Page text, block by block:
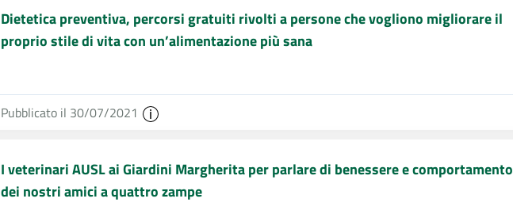
Dietetica preventiva, percorsi gratuiti rivolti a persone che vogliono migliorare il
proprio stile di vita con un’alimentazione più sana
Pubblicato il 30/07/2021
I veterinari AUSL ai Giardini Margherita per parlare di benessere e comportamento
dei nostri amici a quattro zampe